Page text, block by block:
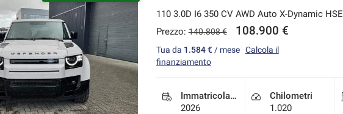
110 3.0D I6 350 CV AWD Auto X-Dynamic HSE
Prezzo: 140.808 € 108.900 €
Tua da 1.584 €/ mese Calcola il
finanziamento
Immatricolazione
2026
Chilometri
1.020